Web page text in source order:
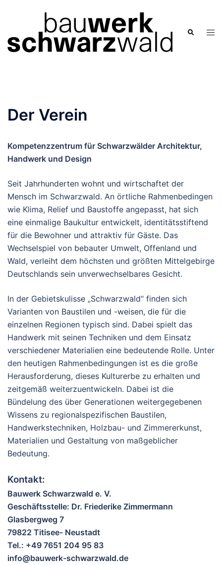
Suche
Der Verein
Kompetenzzentrum für Schwarzwälder Architektur,
Handwerk und Design
Seit Jahrhunderten wohnt und wirtschaftet der
Mensch im Schwarzwald. An örtliche Rahmenbedingen
wie Klima, Relief und Baustoffe angepasst, hat sich
eine einmalige Baukultur entwickelt, identitätsstiftend
für die Bewohner und attraktiv für Gäste. Das
Wechselspiel von bebauter Umwelt, Offenland und
Wald, verleiht dem höchsten und größten Mittelgebirge
Deutschlands sein unverwechselbares Gesicht.
In der Gebietskulisse „Schwarzwald“ finden sich
Varianten von Baustilen und -weisen, die für die
einzelnen Regionen typisch sind. Dabei spielt das
Handwerk mit seinen Techniken und dem Einsatz
verschiedener Materialien eine bedeutende Rolle. Unter
den heutigen Rahmenbedingungen ist es die große
Herausforderung, dieses Kulturerbe zu erhalten und
zeitgemäß weiterzuentwickeln. Dabei ist die
Bündelung des über Generationen weitergegebenen
Wissens zu regionalspezifischen Baustilen,
Handwerkstechniken, Holzbau- und Zimmererkunst,
Materialien und Gestaltung von maßgeblicher
Bedeutung.
Kontakt:
Bauwerk Schwarzwald e. V.
Geschäftsstelle: Dr. Friederike Zimmermann
Glasbergweg 7
79822 Titisee- Neustadt
Tel.: +49 7651 204 95 83
info@bauwerk-schwarzwald.de